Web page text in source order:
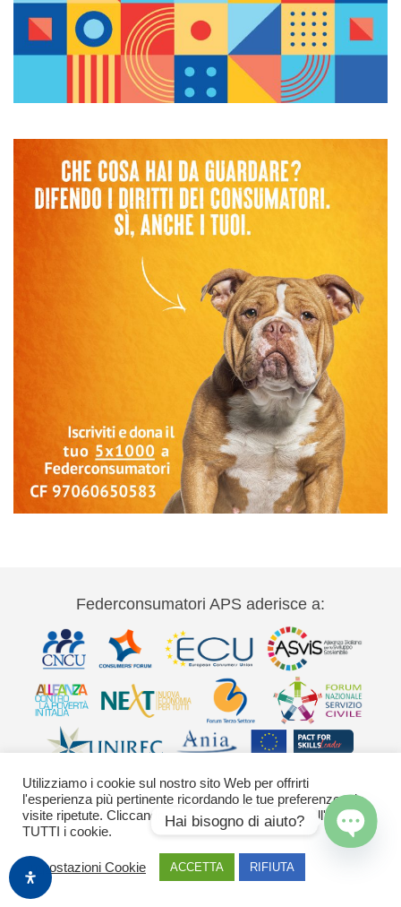
Federconsumatori APS aderisce a:
Via Palestro 11 00185 Roma - tel 06
42020755-9 federconsumatori@federconsumatori.it Ufficio stampa tel: 06
42020755 ufficiostampa@federconsumatori.it -Cookies Policy
Images by Freepik
Utilizziamo i cookie sul nostro sito Web per offrirti
l'esperienza più pertinente ricordando le tue preferenze e le
visite ripetute. Cliccando su "Accetta" acconsenti all'uso di
TUTTI i cookie.
Impostazioni Cookie ACCETTA RIFIUTA
Hai bisogno di aiuto?